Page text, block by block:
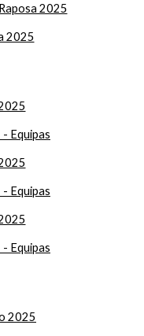
2025
2025
Equipas
Equipas
Equipas
2025